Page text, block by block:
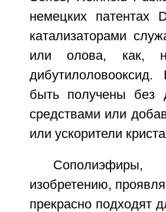
немецких
катализаторами
или олова, как,
быть получены без
средствами или
или ускорители
Сополиэфиры,
изобретению,
прекрасно подходят